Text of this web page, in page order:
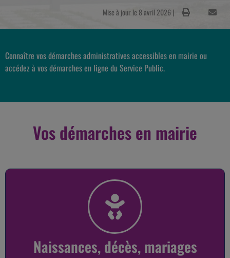
Mise à jour le 8 avril 2026 |
Connaître vos démarches administratives accessibles en mairie ou
accédez à vos démarches en ligne du Service Public.
Vos démarches en mairie
Naissances, décès, mariages